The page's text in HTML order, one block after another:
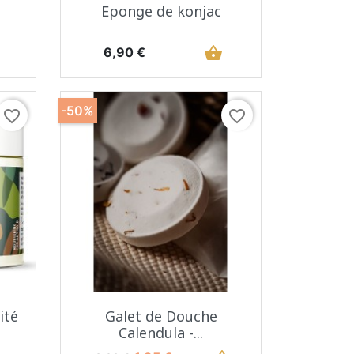
Aperçu rapide
Eponge de konjac
Prix
6,90 € shopping_basket
favorite_border
Aperçu rapide
favorite_border
Galet de Douche
Calendula -...
-50%